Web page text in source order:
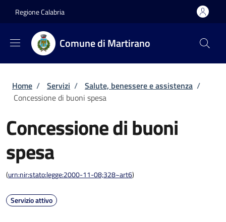
Regione Calabria
Comune di Martirano
Briciole di pane
Home / Servizi / Salute, benessere e assistenza /
Concessione di buoni spesa
Concessione di buoni
spesa
(urn:nir:stato:legge:2000-11-08;328~art6)
Servizio attivo